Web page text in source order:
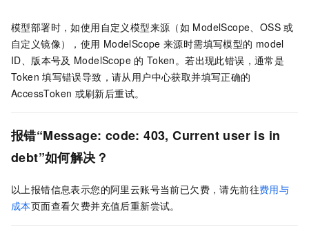
模型部署时，如使用自定义模型来源（如 ModelScope、OSS 或
自定义镜像），使用 ModelScope 来源时需填写模型的 model
ID、版本号及 ModelScope 的 Token。若出现此错误，通常是
Token 填写错误导致，请从用户中心获取并填写正确的
AccessToken 或刷新后重试。
报错“Message: code: 403, Current user is in
debt”如何解决？
以上报错信息表示您的阿里云账号当前已欠费，请先前往费用与
成本页面查看欠费并充值后重新尝试。